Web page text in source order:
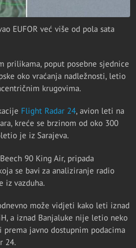
EUFOR već više od pola sata
prilikama, poput posebne sjednice
oko vraćanja nadležnosti, letio
krugovima.
Flight Radar 24, avion leti na
kreće se brzinom od oko 300
je iz Sarajeva.
90 King Air, pripada
se bavi za analiziranje radio
iz vazduha.
može vidjeti kako leti iznad
a iznad Banjaluke nije letio neko
prema javno dostupnim podacima
24.